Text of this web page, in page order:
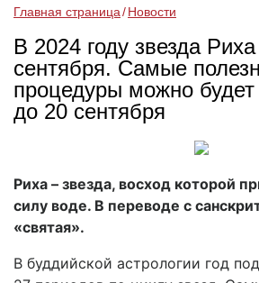
Главная страница Новости
В 2024 году звезда
сентября. Самые
процедуры можно
до 20 сентября
Риха – звезда, восход которой
силу воде. В переводе с
«святая».
В буддийской астрологии год